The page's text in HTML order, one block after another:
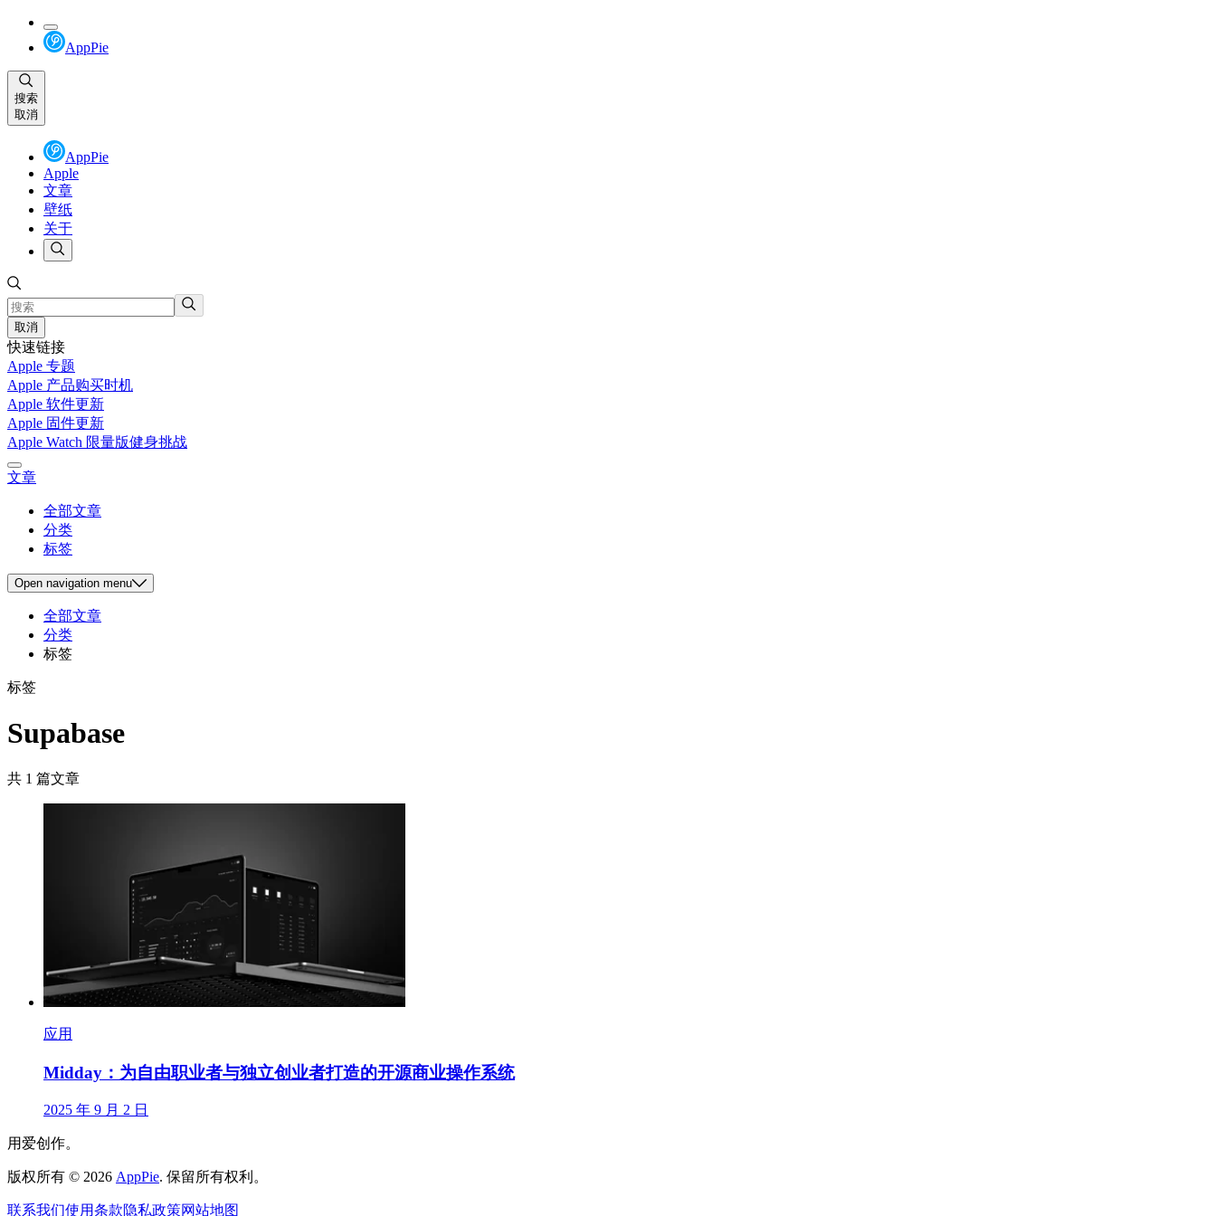
AppPie
搜索
取消
AppPie
Apple
文章
壁纸
关于
取消
快速链接
Apple 专题
Apple 产品购买时机
Apple 软件更新
Apple 固件更新
Apple Watch 限量版健身挑战
文章
全部文章
分类
标签
Open navigation menu
全部文章
分类
标签
标签
Supabase
共 1 篇文章
应用
Midday：为自由职业者与独立创业者打造的开源商业操作系统
2025 年 9 月 2 日
用爱创作。
版权所有 © 2026 AppPie. 保留所有权利。
联系我们使用条款隐私政策网站地图